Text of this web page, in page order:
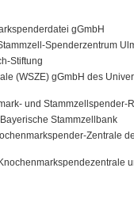
gGmbH
Spenderzentrum
Stiftung
(WSZE) gGmbH des
und Stammzellspender-
Stammzellbank
Zentrale